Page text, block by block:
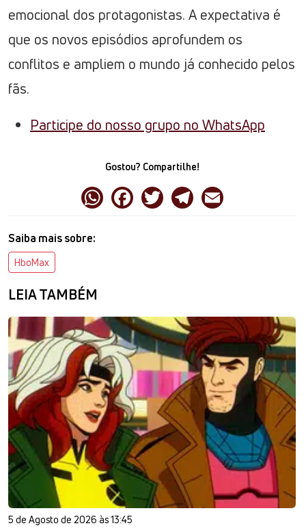
emocional dos protagonistas. A expectativa é
que os novos episódios aprofundem os
conflitos e ampliem o mundo já conhecido pelos
fãs.
Participe do nosso grupo no WhatsApp
Gostou? Compartilhe!
Saiba mais sobre:
HboMax
LEIA TAMBÉM
5 de Agosto de 2026 às 13:45